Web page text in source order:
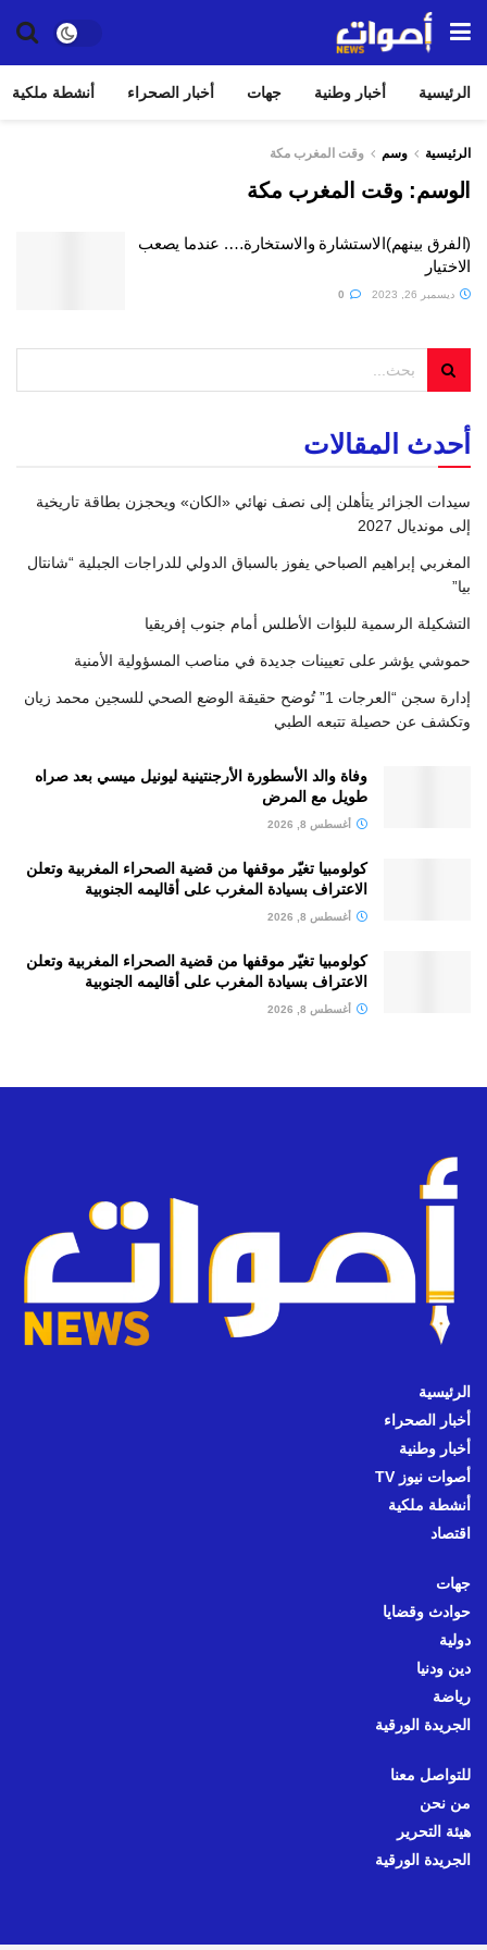
الرئيسية أخبار وطنية جهات أخبار الصحراء أنشطة ملكية
الرئيسية وسم وقت المغرب مكة
الوسم: وقت المغرب مكة
(الفرق بينهم)الاستشارة والاستخارة…. عندما يصعب
الاختيار
ديسمبر 26, 2023
أحدث المقالات
سيدات الجزائر يتأهلن إلى نصف نهائي «الكان» ويحجزن بطاقة تاريخية
إلى مونديال 2027
المغربي إبراهيم الصباحي يفوز بالسباق الدولي للدراجات الجبلية “شانتال
بيا”
التشكيلة الرسمية للبؤات الأطلس أمام جنوب إفريقيا
حموشي يؤشر على تعيينات جديدة في مناصب المسؤولية الأمنية
إدارة سجن “العرجات 1” تُوضح حقيقة الوضع الصحي للسجين محمد زيان
وتكشف عن حصيلة تتبعه الطبي
وفاة والد الأسطورة الأرجنتينية ليونيل ميسي بعد صراه
طويل مع المرض
أغسطس 8, 2026
كولومبيا تغيّر موقفها من قضية الصحراء المغربية وتعلن
الاعتراف بسيادة المغرب على أقاليمه الجنوبية
أغسطس 8, 2026
كولومبيا تغيّر موقفها من قضية الصحراء المغربية وتعلن
الاعتراف بسيادة المغرب على أقاليمه الجنوبية
أغسطس 8, 2026
الرئيسية
أخبار الصحراء
أخبار وطنية
أصوات نيوز TV
أنشطة ملكية
اقتصاد
جهات
حوادث وقضايا
دولية
دين ودنيا
رياضة
الجريدة الورقية
للتواصل معنا
من نحن
هيئة التحرير
الجريدة الورقية